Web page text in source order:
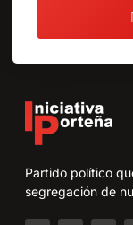
Partido político
segregación de